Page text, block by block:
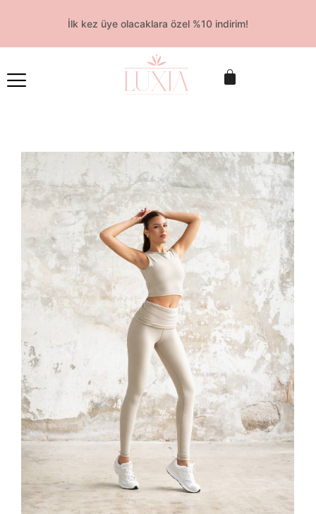
İlk kez üye olacaklara özel %10 indirim!